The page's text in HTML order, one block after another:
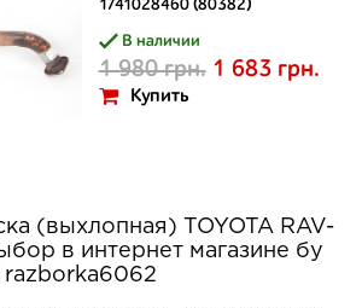
1741028460 (80382)
В наличии
1 980 грн. 1 683 грн.
Купить
(выхлопная) TOYOTA RAV-
в интернет магазине бу
razborka6062